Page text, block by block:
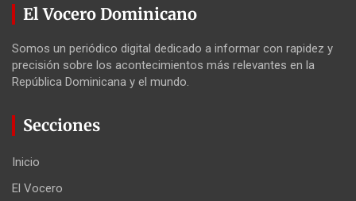
El Vocero Dominicano
Somos un periódico digital dedicado a informar con rapidez y
precisión sobre los acontecimientos más relevantes en la
República Dominicana y el mundo.
Secciones
Inicio
El Vocero